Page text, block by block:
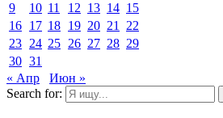
9
10 11 12 13 14 15
16 17 18 19 20 21
22
23 24 25 26 27 28 29
30 31
« Апр
Июн »
Search for: